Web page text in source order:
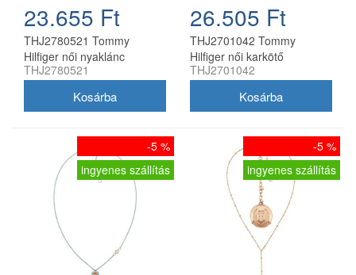
23.655 Ft
THJ2780521 Tommy
Hilfiger női nyaklánc
THJ2780521
26.505 Ft
THJ2701042 Tommy
Hilfiger női karkötő
THJ2701042
-5 %
ingyenes szállítás
-5 %
ingyenes szállítás